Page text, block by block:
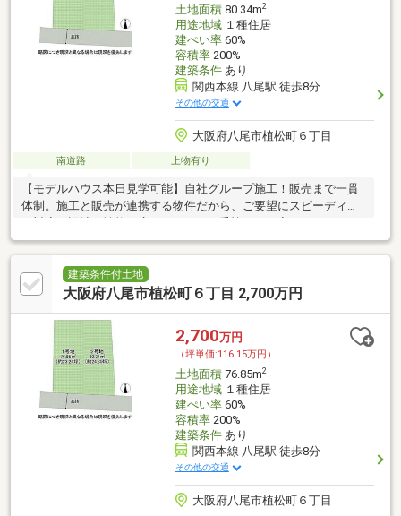
土地面積80.34m2
用途地域１種住居
建ぺい率60%
容積率200%
建築条件あり
関西本線 八尾駅 徒歩8分
その他の交通
大阪府八尾市植松町６丁目
南道路 上物有り
【モデルハウス本日見学可能】自社グループ施工！販売まで一貫
体制。施工と販売が連携する物件だから、ご要望にスピーディー
建築条件付土地
大阪府八尾市植松町６丁目 2,700万円
2,700万円
（坪単価:116.15万円）
土地面積76.85m2
用途地域１種住居
建ぺい率60%
容積率200%
建築条件あり
関西本線 八尾駅 徒歩8分
その他の交通
大阪府八尾市植松町６丁目